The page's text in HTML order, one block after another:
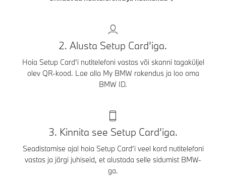
2. Alusta Setup Card’iga.
Hoia Setup Card’i nutitelefoni vastas või skanni tagaküljel
olev QR-kood. Lae alla My BMW rakendus ja loo oma
BMW ID.
3. Kinnita see Setup Card’iga.
Seadistamise ajal hoia Setup Card’i veel kord nutitelefoni
vastas ja järgi juhiseid, et alustada selle sidumist BMW-
ga.